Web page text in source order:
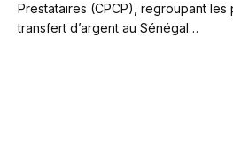
Prestataires (CPCP), regroupant les
transfert d’argent au Sénégal…